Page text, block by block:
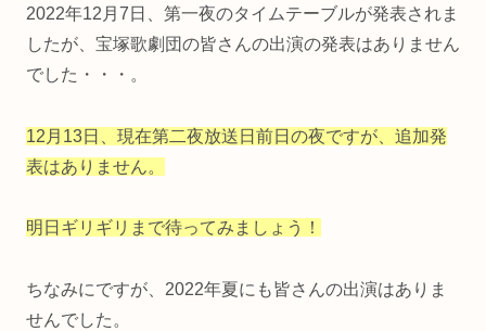
2022年12月7日、第一夜のタイムテーブルが発表されま
したが、宝塚歌劇団の皆さんの出演の発表はありません
でした・・・。
12月13日、現在第二夜放送日前日の夜ですが、追加発
表はありません。
明日ギリギリまで待ってみましょう！
ちなみにですが、2022年夏にも皆さんの出演はありま
せんでした。